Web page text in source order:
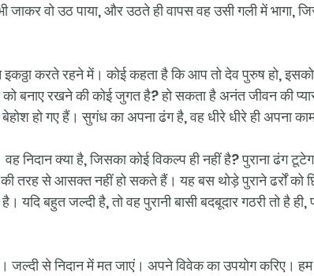
जाकर वो उठ पाया, और उठते ही वापस वह उसी गली में भागा,
करते रहने में। कोई कहता है कि आप तो देव पुरुष हो,
को बनाए रखने की कोई जुगत है? हो सकता है अनंत जीवन की
हो गए हैं। सुगंध का अपना ढंग है, वह धीरे धीरे ही अपना
वह निदान क्या है, जिसका कोई विकल्प ही नहीं है? पुराना ढंग
तरह से आसक्त नहीं हो सकते हैं। यह बस थोड़े पुराने ढर्रों को
यदि बहुत जल्दी है, तो वह पुरानी बासी बदबूदार गठरी तो है
जल्दी से निदान में मत जाएं। अपने विवेक का उपयोग करिए।